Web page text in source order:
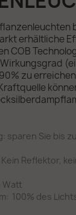
erhältliche
COB
zu
sparen Sie bis
Reflektor,
Watt
100% des